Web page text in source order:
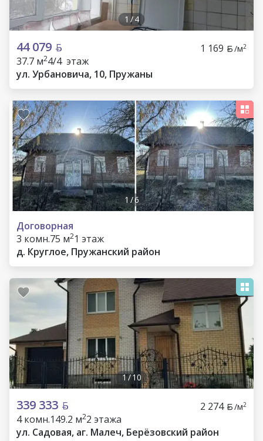
1 /4
44 079 1 169 /м2
37.7 м24/4 этаж
ул. Урбановича, 10, Пружаны
1 /6
Договорная
3 комн.75 м21 этаж
д. Круглое, Пружанский район
1/10
339 333 2 274 /м2
4 комн.149.2 м22 этажа
ул. Садовая, аг. Малеч, Берёзовский район